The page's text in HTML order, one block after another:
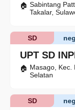
Sabintang
Takalar,
UPT SD
SD
Masago, Kec.
Selatan
SD